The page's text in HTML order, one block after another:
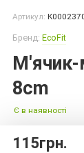
Артикул:
Бренд: EcoFit
М'ячик-
8cm
Є в наявності
115грн.